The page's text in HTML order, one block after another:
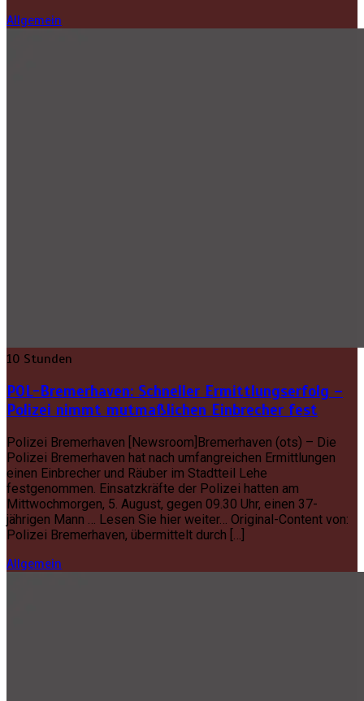
Allgemein
10 Stunden
POL-Bremerhaven: Schneller Ermittlungserfolg –
Polizei nimmt mutmaßlichen Einbrecher fest
Polizei Bremerhaven [Newsroom]Bremerhaven (ots) – Die
Polizei Bremerhaven hat nach umfangreichen Ermittlungen
einen Einbrecher und Räuber im Stadtteil Lehe
festgenommen. Einsatzkräfte der Polizei hatten am
Mittwochmorgen, 5. August, gegen 09.30 Uhr, einen 37-
jährigen Mann … Lesen Sie hier weiter… Original-Content von:
Polizei Bremerhaven, übermittelt durch […]
Allgemein